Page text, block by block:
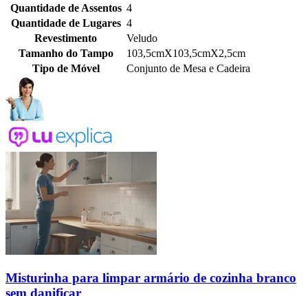
Quantidade de Assentos 4
Quantidade de Lugares 4
Revestimento
Veludo
Tamanho do Tampo
103,5cmX103,5cmX2,5cm
Tipo de Móvel
Conjunto de Mesa e Cadeira
Misturinha para limpar armário de cozinha branco
sem danificar